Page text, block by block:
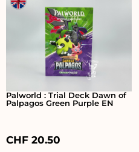
Palworld : Trial Deck Dawn of
Palpagos Green Purple EN
CHF 20.50